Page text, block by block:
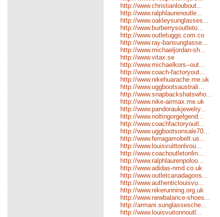
http://www.christianloubout...
http://www.ralphlaurenoutle...
http://www.oakleysunglasses...
http://www.burberrysoutleto...
http://www.outletuggs.com.co
http://www.ray-bansunglasse...
http://www.michaeljordan-sh...
http://www.vitax.se
http://www.michaelkors--out...
http://www.coach-factoryout...
http://www.nikehuarache.me.uk
http://www.uggbootsaustrali...
http://www.snapbackshatswho...
http://www.nike-airmax.me.uk
http://www.pandoraukjewelry...
http://www.noltingorgelgend...
http://www.coachfactoryoutl...
http://www.uggbootsonsale70...
http://www.ferragamobelt.us...
http://www.louisvuittonlvou...
http://www.coachoutletonlin...
http://www.ralphlaurenpoloo...
http://www.adidas-nmd.co.uk
http://www.outletcanadagoos...
http://www.authenticlouisvu...
http://www.nikerunning.org.uk
http://www.newbalance-shoes...
http://armani.sunglassesche...
http://www.louisvuitonnoutl...